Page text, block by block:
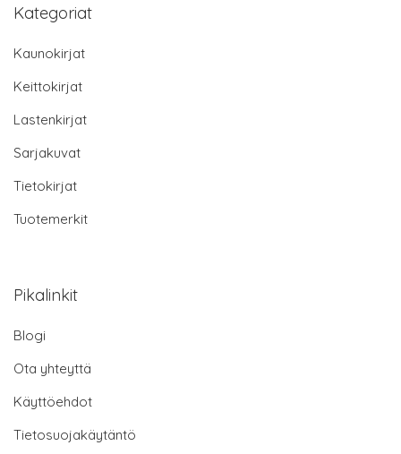
Kategoriat
Kaunokirjat
Keittokirjat
Lastenkirjat
Sarjakuvat
Tietokirjat
Tuotemerkit
Pikalinkit
Blogi
Ota yhteyttä
Käyttöehdot
Tietosuojakäytäntö